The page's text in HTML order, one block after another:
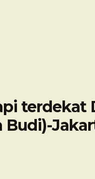
terdekat